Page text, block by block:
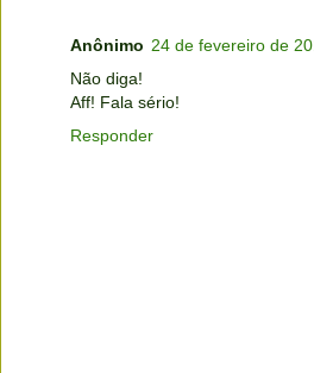
Anônimo 24 de fevereiro de
Não diga!
Aff! Fala sério!
Responder